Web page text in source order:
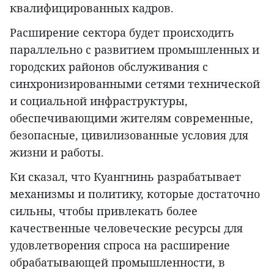
квалифицированных кадров.
Расширение сектора будет происходить
параллельно с развитием промышленных и
городских районов обслуживания с
синхронизированными сетями технической
и социальной инфраструктуры,
обеспечивающими жителям современные,
безопасные, цивилизованные условия для
жизни и работы.
Ки сказал, что Куангнинь разрабатывает
механизмы и политику, которые достаточно
сильны, чтобы привлекать более
качественные человеческие ресурсы для
удовлетворения спроса на расширение
обрабатывающей промышленности, в